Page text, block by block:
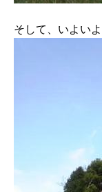
そして、いよい